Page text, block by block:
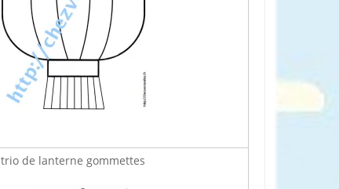
trio de lanterne gommettes